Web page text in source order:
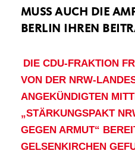
MUSS AUCH DIE
BERLIN IHREN
DIE CDU-FRAKTION
VON DER NRW-
ANGEKÜNDIGTEN
STÄRKUNGSPAKT
GEGEN ARMUT“
GELSENKIRCHEN